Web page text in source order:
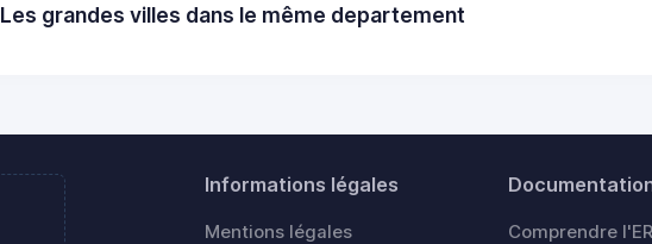
Les grandes villes dans le même departement
Informations légales
Mentions légales Comprendre